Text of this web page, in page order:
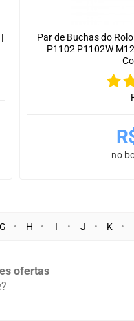
Par de Buchas do
P1102 P1102W
no
G H I J K
ofertas